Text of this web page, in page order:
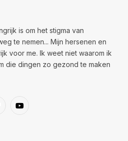
is om het stigma van
te nemen... Mijn hersenen en
voor me. Ik weet niet waarom ik
die dingen zo gezond te maken
YouTube